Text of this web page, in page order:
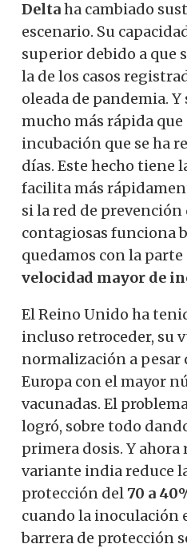
Deltaha cambiado
escenario. Su
superior debido a que
la de los casos
oleada de pandemia.
mucho más rápida
incubación que se ha
días. Este hecho tiene
facilita más
si la red de
contagiosas funciona
quedamos con la
velocidad mayor de
El Reino Unido ha
incluso retroceder, su
normalización a pesar
Europa con el mayor
vacunadas. El
logró, sobre todo
primera dosis. Y ahora
variante india reduce
protección del70 a
cuando la inoculación
barrera de protección